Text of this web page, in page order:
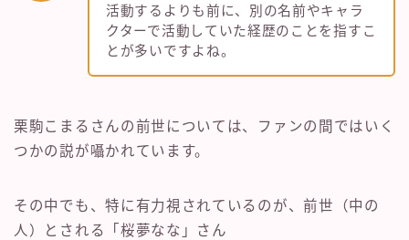
活動するよりも前に、別の名前やキャラ
クターで活動していた経歴のことを指すこ
とが多いですよね。
栗駒こまるさんの前世については、ファンの間ではいく
つかの説が囁かれています。
その中でも、特に有力視されているのが、前世（中の
人）とされる「桜夢なな」さん